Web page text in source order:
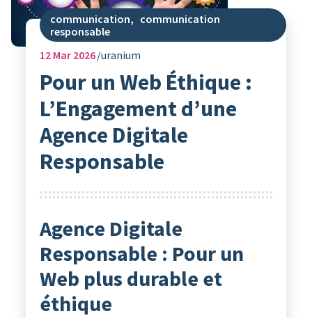
communication, communication
responsable
12Mar 2026 uranium
Pour un Web Éthique :
L’Engagement d’une
Agence Digitale
Responsable
Agence Digitale
Responsable : Pour un
Web plus durable et
éthique